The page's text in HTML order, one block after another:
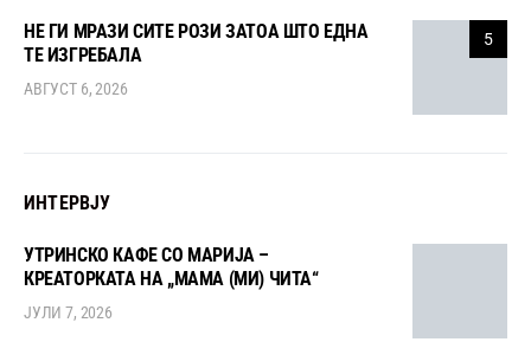
5
НЕ ГИ МРАЗИ СИТЕ РОЗИ ЗАТОА ШТО ЕДНА
ТЕ ИЗГРЕБАЛА
АВГУСТ 6, 2026
ИНТЕРВЈУ
УТРИНСКО КАФЕ СО МАРИЈА –
КРЕАТОРКАТА НА „МАМА (МИ) ЧИТА“
ЈУЛИ 7, 2026